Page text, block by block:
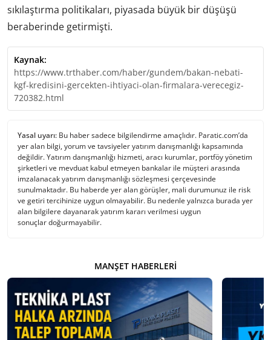
sıkılaştırma politikaları, piyasada büyük bir düşüşü
beraberinde getirmişti.
Kaynak:
https://www.trthaber.com/haber/gundem/bakan-nebati-
kgf-kredisini-gercekten-ihtiyaci-olan-firmalara-verecegiz-
720382.html
Yasal uyarı: Bu haber sadece bilgilendirme amaçlıdır. Paratic.com’da
yer alan bilgi, yorum ve tavsiyeler yatırım danışmanlığı kapsamında
değildir. Yatırım danışmanlığı hizmeti, aracı kurumlar, portföy yönetim
şirketleri ve mevduat kabul etmeyen bankalar ile müşteri arasında
imzalanacak yatırım danışmanlığı sözleşmesi çerçevesinde
sunulmaktadır. Bu haberde yer alan görüşler, mali durumunuz ile risk
ve getiri tercihinize uygun olmayabilir. Bu nedenle yalnızca burada yer
alan bilgilere dayanarak yatırım kararı verilmesi uygun
sonuçlar doğurmayabilir.
MANŞET HABERLERI